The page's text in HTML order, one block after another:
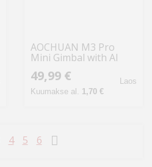
AOCHUAN M3 Pro
Mini Gimbal with AI
49,99 €
Kuumakse al. 1,70 €
Laos
4 5 6